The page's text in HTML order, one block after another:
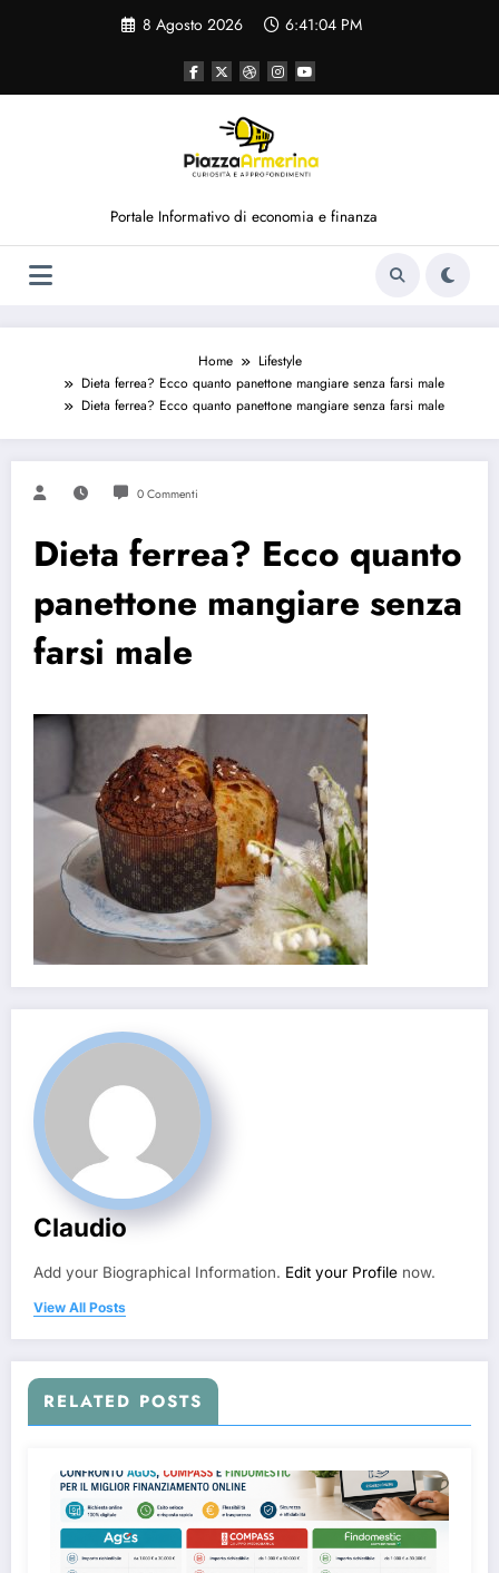
8 Agosto 2026 6:41:04 PM
Portale Informativo di economia e finanza
Home
Lifestyle
Dieta ferrea? Ecco quanto panettone mangiare senza farsi male
Dieta ferrea? Ecco quanto panettone mangiare senza farsi male
0 Commenti
Dieta ferrea? Ecco quanto
panettone mangiare senza
farsi male
Claudio
Add your Biographical Information. Edit your Profile now.
View All Posts
RELATED POSTS